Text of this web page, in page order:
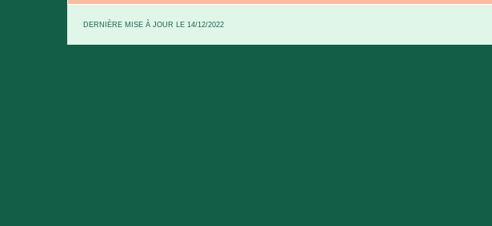
DERNIÈRE MISE À JOUR LE 14/12/2022